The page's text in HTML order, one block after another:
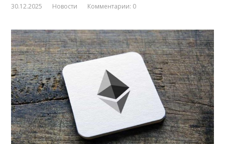
30.12.2025 Новости Комментарии: 0